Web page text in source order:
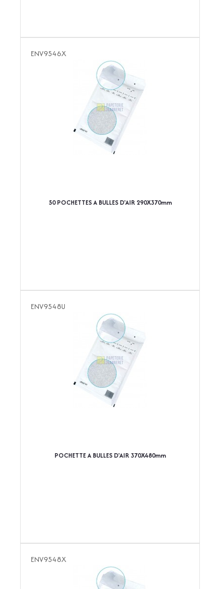
ENV9546X
50 POCHETTES A BULLES D'AIR 290X370mm
ENV9548U
POCHETTE A BULLES D'AIR 370X480mm
ENV9548X